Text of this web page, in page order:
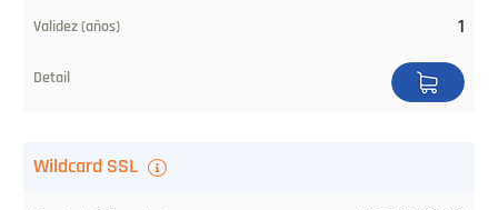
(desde)
1
Wildcard SSL